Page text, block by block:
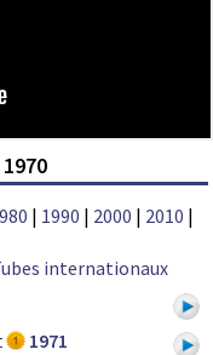
| 1990 | 2000 | 2010 |
internationaux
1971